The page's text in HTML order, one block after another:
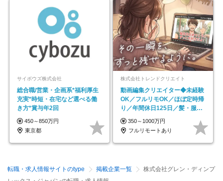
サイボウズ株式会社
総合職/営業・企画系*福利厚生
充実*時短・在宅など選べる働
き方*賞与年2回
450～850万円
東京都
株式会社トレンドクリエイト
動画編集クリエイター◆未経験
OK／フルリモOK／ほぼ定時帰
り／年間休日125日／髪・服・
ネイル自由／副業OK
350～1000万円
フルリモートあり
転職・求人情報サイトのtype 掲載企業一覧
株式会社グレン・ディンプ